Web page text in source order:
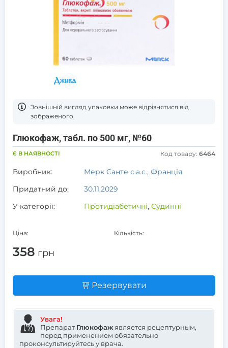
Зовнішній вигляд упаковки може відрізнятися від
зображеного.
Глюкофаж, табл. по 500 мг, №60
Є В НАЯВНОСТІ Код товару: 6464
Виробник:
Мерк Санте с.а.с., Франція
Придатний до:
30.11.2029
У категорії:
Протидіабетичні, Судинні
Ціна:
358 грн
Кількість:
Резервувати
Увага!
Препарат Глюкофажявляется рецептурным,
перед применением обязательно
проконсультируйтесь у врача.